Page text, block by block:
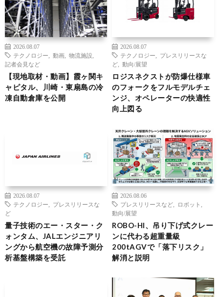
2026.08.07
テクノロジー
動画 物流施設
記者会見など
【現地取材・動画】霞ヶ関キ
ャピタル、川崎・東扇島の冷
凍自動倉庫を公開
2026.08.07
テクノロジー
プレスリリースな
ど
動向/展望
ロジスネクストが防爆仕様車
のフォークをフルモデルチェ
ンジ、オペレーターの快適性
向上図る
2026.08.07
テクノロジー
プレスリリースな
ど
量子技術のエー・スター・ク
ォンタム、JALエンジニアリ
ングから航空機の故障予測分
析基盤構築を受託
2026.08.06
プレスリリースなど
ロボット
動向/展望
ROBO-HI、吊り下げ式クレー
ンに代わる超重量級
200tAGVで「落下リスク」
解消と説明